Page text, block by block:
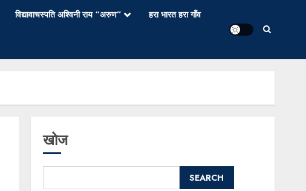
विद्यावाचस्पति अश्विनी राय “अरुण” हरा भारत हरा गाँव
खोज
SEARCH